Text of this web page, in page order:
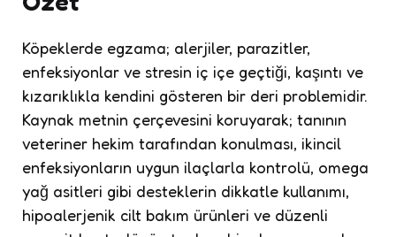
Köpeklerde egzama; alerjiler, parazitler,
enfeksiyonlar ve stresin iç içe geçtiği, kaşıntı ve
kızarıklıkla kendini gösteren bir deri problemidir.
Kaynak metnin çerçevesini koruyarak; tanının
veteriner hekim tarafından konulması, ikincil
enfeksiyonların uygun ilaçlarla kontrolü, omega
yağ asitleri gibi desteklerin dikkatle kullanımı,
hipoalerjenik cilt bakım ürünleri ve düzenli